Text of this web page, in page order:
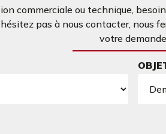
commerciale ou technique,
pas à nous contacter, nous
votre demande